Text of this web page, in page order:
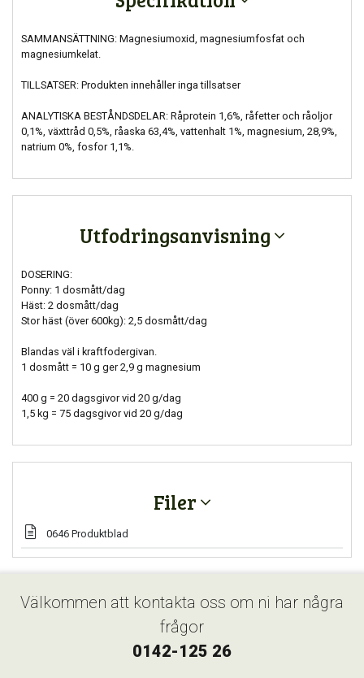
SAMMANSÄTTNING: Magnesiumoxid, magnesiumfosfat och
magnesiumkelat.
TILLSATSER: Produkten innehåller inga tillsatser
ANALYTISKA BESTÅNDSDELAR: Råprotein 1,6%, råfetter och råoljor
0,1%, växttråd 0,5%, råaska 63,4%, vattenhalt 1%, magnesium, 28,9%,
natrium 0%, fosfor 1,1%.
Utfodringsanvisning
DOSERING:
Ponny: 1 dosmått/dag
Häst: 2 dosmått/dag
Stor häst (över 600kg): 2,5 dosmått/dag
Blandas väl i kraftfodergivan.
1 dosmått = 10 g ger 2,9 g magnesium
400 g = 20 dagsgivor vid 20 g/dag
1,5 kg = 75 dagsgivor vid 20 g/dag
Filer
0646 Produktblad
Välkommen att kontakta oss om ni har några
frågor
0142-125 26